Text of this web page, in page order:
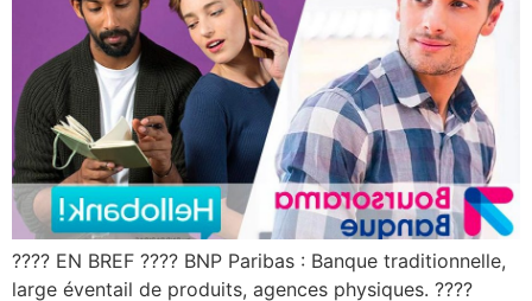
???? EN BREF ???? BNP Paribas : Banque traditionnelle,
large éventail de produits, agences physiques. ????